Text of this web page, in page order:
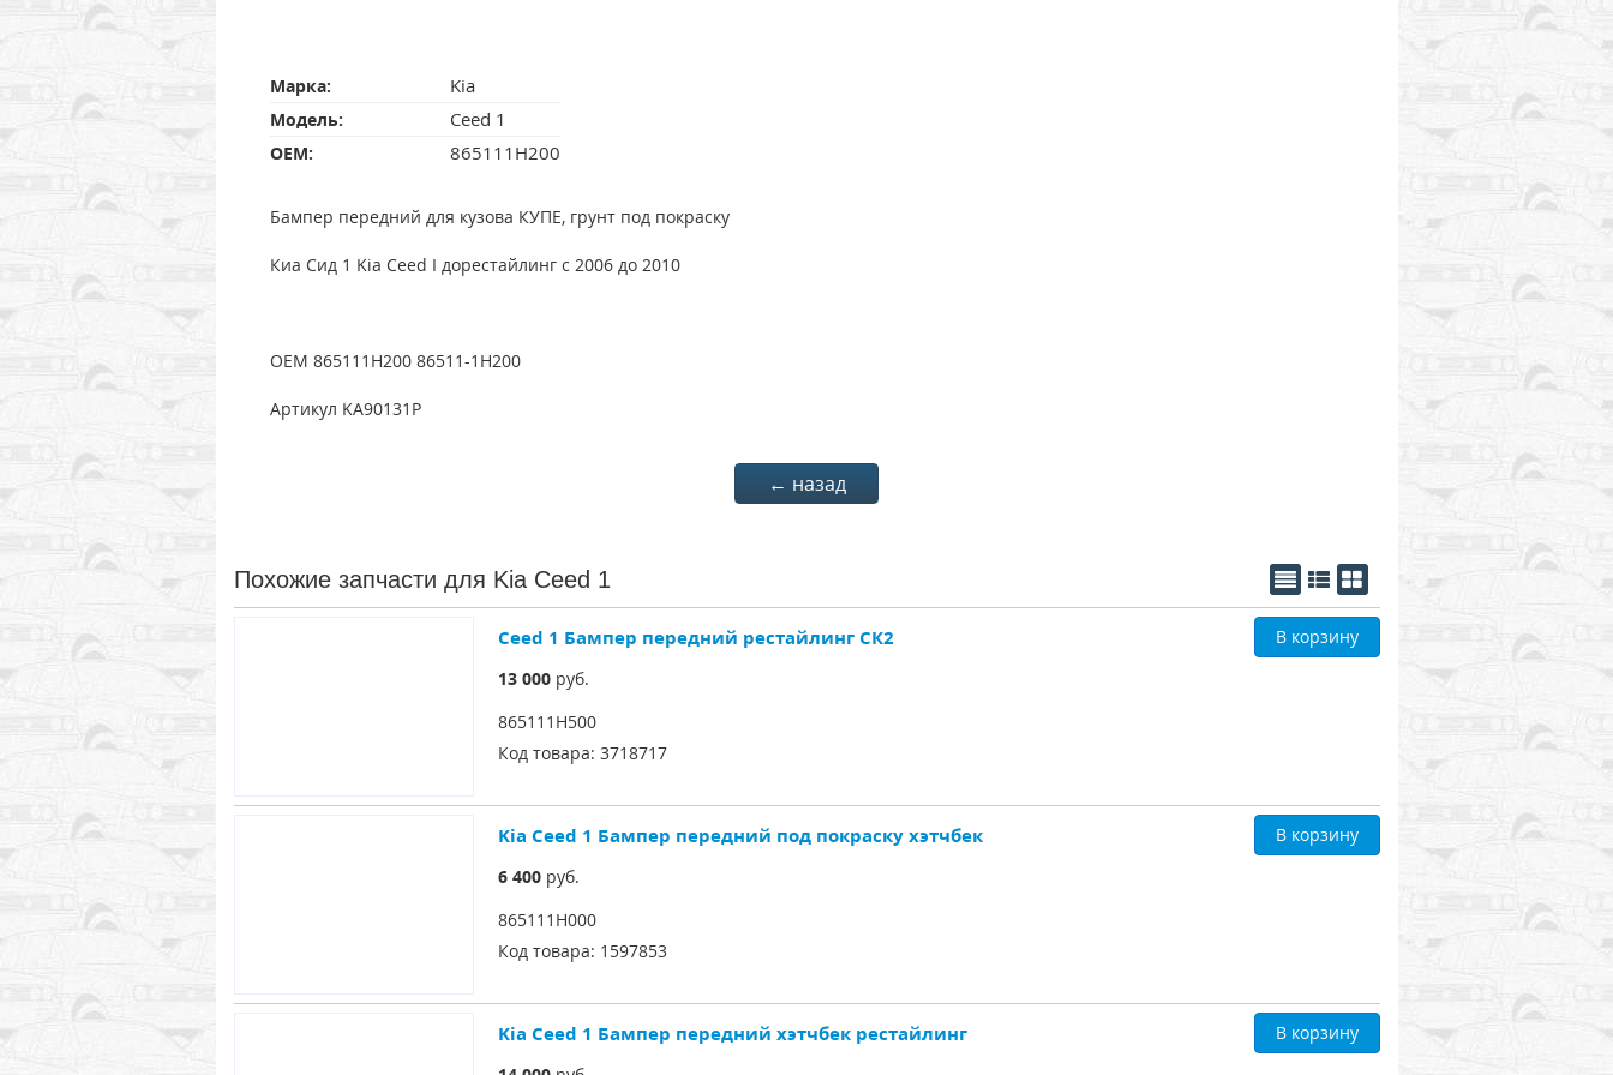
Марка: Kia
Модель: Ceed 1
OEM: 865111H200
Бампер передний для кузова КУПЕ, грунт под покраску
Киа Сид 1 Kia Ceed I дорестайлинг с 2006 до 2010
OEM 865111H200 86511-1H200
Артикул KA90131P
← назад
Похожие запчасти для Kia Ceed 1
Ceed 1 Бампер передний рестайлинг СК2
13 000руб.
865111H500
Код товара: 3718717
В корзину
Kia Ceed 1 Бампер передний под покраску хэтчбек
6 400руб.
865111H000
Код товара: 1597853
В корзину
Kia Ceed 1 Бампер передний хэтчбек рестайлинг В корзину